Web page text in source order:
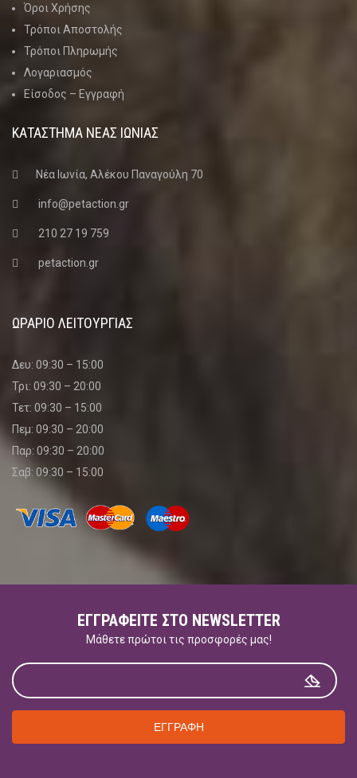
Όροι Χρήσης
Τρόποι Αποστολής
Τρόποι Πληρωμής
Λογαριασμός
Είσοδος – Εγγραφή
ΚΑΤΑΣΤΗΜΑ ΝΈΑΣ ΙΩΝΊΑΣ
Νέα Ιωνία, Αλέκου Παναγούλη 70
info@petaction.gr
210 27 19 759
petaction.gr
ΩΡΑΡΙΟ ΛΕΙΤΟΥΡΓΙΑΣ
Δευ: 09:30 – 15:00
Τρι: 09:30 – 20:00
Τετ: 09:30 – 15:00
Πεμ: 09:30 – 20:00
Παρ: 09:30 – 20:00
Σαβ: 09:30 – 15:00
ΕΓΓΡΑΦΕΊΤΕ ΣΤΟ NEWSLETTER
Μάθετε πρώτοι τις προσφορές μας!
ΕΓΓΡΑΦΗ